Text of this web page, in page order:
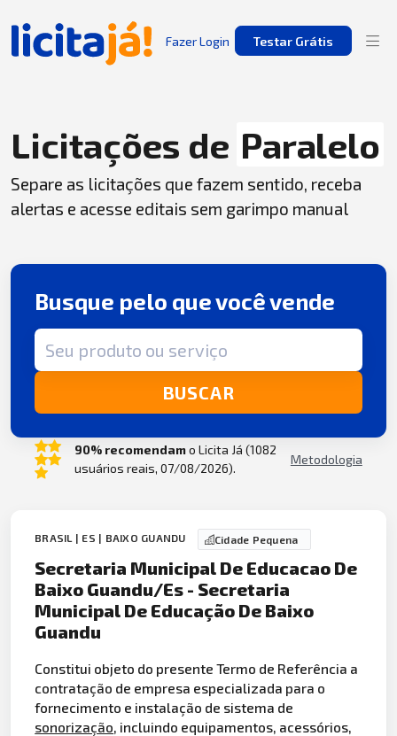
Fazer Login Testar Grátis
Licitações de Paralelo
Separe as licitações que fazem sentido, receba
alertas e acesse editais sem garimpo manual
Busque pelo que você vende
Termo de busca
BUSCAR
90% recomendamo Licita Já (1082
usuários reais, 07/08/2026).
Metodologia
BRASIL | ES | BAIXO GUANDU Cidade Pequena
Secretaria Municipal De Educacao De
Baixo Guandu/Es - Secretaria
Municipal De Educação De Baixo
Guandu
Constitui objeto do presente Termo de Referência a
contratação de empresa especializada para o
fornecimento e instalação de sistema de
sonorização, incluindo equipamentos, acessórios,